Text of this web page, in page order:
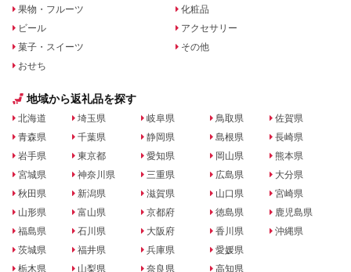
果物・フルーツ
ビール
菓子・スイーツ
おせち
化粧品
アクセサリー
その他
地域から返礼品を探す
北海道
青森県
岩手県
宮城県
秋田県
山形県
福島県
茨城県
栃木県
埼玉県
千葉県
東京都
神奈川県
新潟県
富山県
石川県
福井県
山梨県
岐阜県
静岡県
愛知県
三重県
滋賀県
京都府
大阪府
兵庫県
奈良県
鳥取県
島根県
岡山県
広島県
山口県
徳島県
香川県
愛媛県
高知県
佐賀県
長崎県
熊本県
大分県
宮崎県
鹿児島県
沖縄県